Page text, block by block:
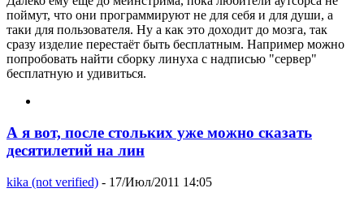
поймут, что они программируют не для себя и для души, а
таки для пользователя. Ну а как это доходит до мозга, так
сразу изделие перестаёт быть бесплатным. Например можно
попробовать найти сборку линуха с надписью "сервер"
бесплатную и удивиться.
А я вот, после стольких уже можно сказать
десятилетий на лин
kika (not verified) - 17/Июл/2011 14:05